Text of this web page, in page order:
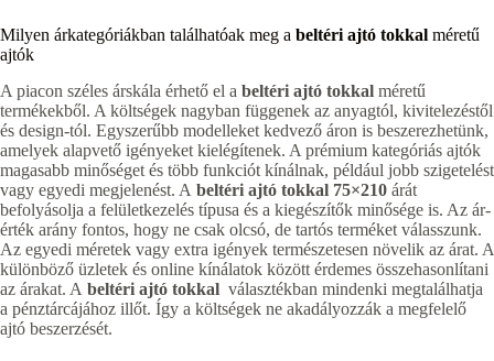
Milyen árkategóriákban találhatóak meg a beltéri ajtó tokkal méretű
ajtók
A piacon széles árskála érhető el a beltéri ajtó tokkal méretű
termékekből. A költségek nagyban függenek az anyagtól, kivitelezéstől
és design-tól. Egyszerűbb modelleket kedvező áron is beszerezhetünk,
amelyek alapvető igényeket kielégítenek. A prémium kategóriás ajtók
magasabb minőséget és több funkciót kínálnak, például jobb szigetelést
vagy egyedi megjelenést. A beltéri ajtó tokkal 75×210 árát
befolyásolja a felületkezelés típusa és a kiegészítők minősége is. Az ár-
érték arány fontos, hogy ne csak olcsó, de tartós terméket válasszunk.
Az egyedi méretek vagy extra igények természetesen növelik az árat. A
különböző üzletek és online kínálatok között érdemes összehasonlítani
az árakat. A beltéri ajtó tokkal választékban mindenki megtalálhatja
a pénztárcájához illőt. Így a költségek ne akadályozzák a megfelelő
ajtó beszerzését.